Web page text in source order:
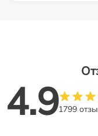
4.91799